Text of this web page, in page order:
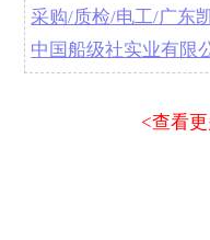
采购/质检/电工/广东
中国船级社实业有限
<查看